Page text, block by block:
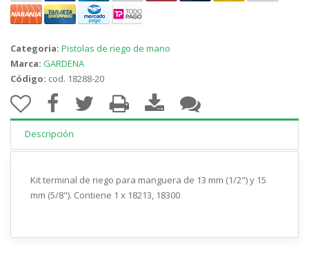
Categoria: Pistolas de riego de mano
Marca: GARDENA
Código: cod. 18288-20
Descripción
Kit terminal de riego para manguera de 13 mm (1/2") y 15
mm (5/8"). Contiene 1 x 18213, 18300